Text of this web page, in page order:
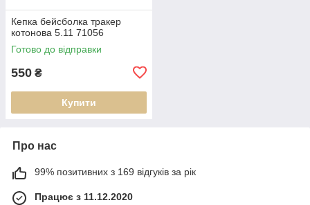
Кепка бейсболка тракер
котонова 5.11 71056
Готово до відправки
550 ₴
Купити
Про нас
99% позитивних з 169 відгуків за рік
Працює з 11.12.2020